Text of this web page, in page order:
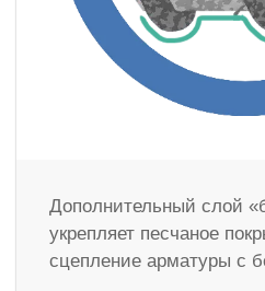
Дополнительный слой
укрепляет песчаное
сцепление арматуры с